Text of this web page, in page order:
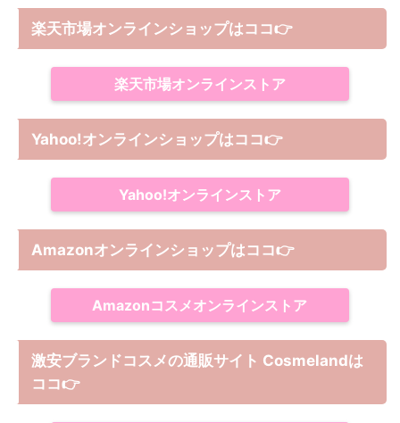
楽天市場オンラインショップはココ👉
楽天市場オンラインストア
Yahoo!オンラインショップはココ👉
Yahoo!オンラインストア
Amazonオンラインショップはココ👉
Amazonコスメオンラインストア
激安ブランドコスメの通販サイト Cosmelandは
ココ👉